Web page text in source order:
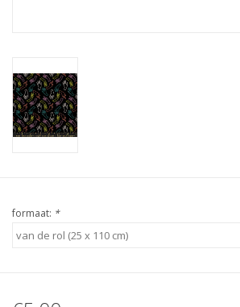
formaat: *